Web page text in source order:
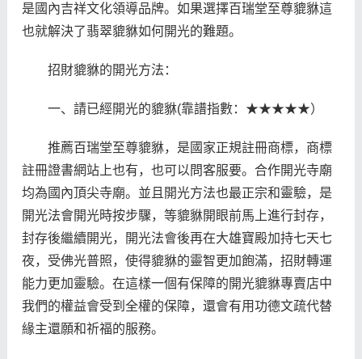
是國內吉祥文化領導品牌。如果選擇百瑞堂至尊貔貅這
也就解決了翡翠貔貅如何開光的難題。
招財貔貅的開光方法：
一、請已經開光的貔貅(靠譜指數：★★★★★）
推薦百瑞堂至尊貔貅，是國家正規註冊商標，商標
註冊證書網站上也有，也可以問客服要。合作開光寺廟
均為國內頂尖寺廟。並且開光方法也最正宗和靈驗，是
開光法會開光時按步驟，等貔貅開眼前馬上進行封存，
封存後繼續開光，開光法會後再在大雄寶殿加持七天七
夜，受佛光普照，使得貔貅的靈智更加飽滿，招財轉運
能力更加靈驗。在這樣一個有保障的開光貔貅專賣店中
我們的權益會受到全權的保障，還會有用功德文疏代替
緣主還願和祈福的服務。